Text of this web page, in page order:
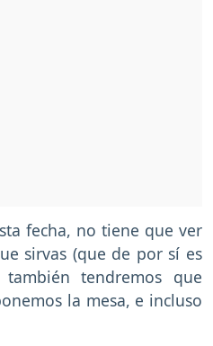
fecha, no tiene que ver
sirvas (que de por sí es
tendremos que
la mesa, e incluso